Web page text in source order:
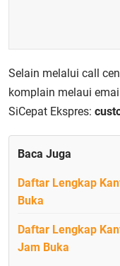
Selain melalui call
komplain melaui
SiCepat Ekspres:
Baca Juga
Daftar Lengkap
Buka
Daftar Lengkap
Jam Buka